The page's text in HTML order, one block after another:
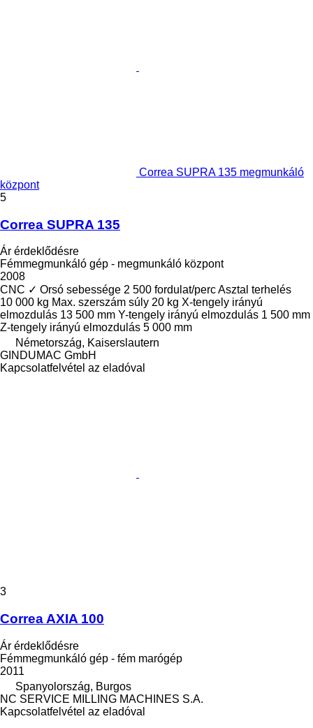
Correa SUPRA 135 megmunkáló
központ
5
Correa SUPRA 135
Ár érdeklődésre
Fémmegmunkáló gép - megmunkáló központ
2008
CNC ✓ Orsó sebessége 2 500 fordulat/percAsztal terhelés
10 000 kg Max. szerszám súly 20 kg X-tengely irányú
elmozdulás 13 500 mm Y-tengely irányú elmozdulás 1 500 mm
Z-tengely irányú elmozdulás 5 000 mm
Németország, Kaiserslautern
GINDUMAC GmbH
Kapcsolatfelvétel az eladóval
3
Correa AXIA 100
Ár érdeklődésre
Fémmegmunkáló gép - fém marógép
2011
Spanyolország, Burgos
NC SERVICE MILLING MACHINES S.A.
Kapcsolatfelvétel az eladóval